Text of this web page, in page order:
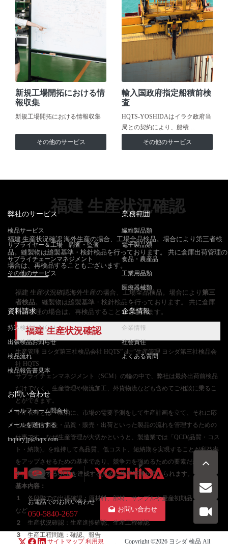
新規工場開拓における情
報収集
新規工場開拓における情報収集
その他のサービス
輸入国政府指定船積前検
査
HQTS-YOSHIDAはイラク政府当
局との契約により、船積…
その他のサービス
福建 生産状況確認
福建 生産状況確認 海外生産の場合、工場全品検品。場合により第三者検
品。縫製物は縫製基準・検針検品を行っております。 共に倉庫出荷管理の
場合は、再検品することもございます。
福建 生産状況確認海外生産の場合、工場全品検品。場合により 第三
者検品 。縫製物は縫製基準・検針検品を行っております。 共に倉庫
出荷管理の場合は、再検品することもございます。
福建 生産状況確認
生産管理 ヨシダ第三社検品会社 HQTS” alt=”生産管理 ヨシダ第三社検品会
社 HQTS
サプライチェンマネジメント（SCM）の輪の中で、弊社は最終出荷前検品
だけでなく、生産管理や物流加工、外貨物流なども含めてご相談に乗るこ
とができます。
生産管理とは一般的に、市場の需要予測をして生産計画を立て、それに応
じた調達・製造・品質・販売・出荷といった製品の流れを管理するための
仕事です。なぜ生産管理が大切かというと、製造業では「QCD(品質・コス
ト・納期)」を維持して高品質、低コスト、短納期を実現することが利益率
をアップさせるための基本であり、競争力を強めるための要素だからで
す。目標とするQCDを達成するために生産管理が用いられます。
基本内容：
１
各段階での出張確認：原材料、部材、サンプルや量産初期品、量産品
など
２
生産状況確認：生産進捗確認、生産工程確認
３
生産工程問題：確認、報告
弊社のサービス
検品サービス
サプライヤー＆工場 調査・監査
サプライチェーンマネジメント
その他のサービス
業務範囲
繊維製品類
電子製品類
食品・農産品
工業用品類
医療器械類
資料請求
持込検品お知らせ
出張検品お知らせ
検品流れ
検品報告書見本
企業情報
企業情報
社会責任
よくある質問
お問い合わせ
メールフォーム問合せ
メールを送信する
inquiry.jp@hqts.com
お電話でのお問い合わせ
050-5840-2657
お問い合わせ
サイトマップ 利用規 Copyright ©2026 ヨシダ 検品 All